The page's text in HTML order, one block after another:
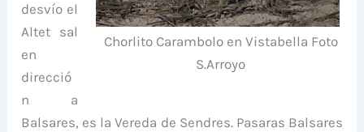
Chorlito Carambolo en Vistabella Foto
S.Arroyo
desvío el
Altet sal
en
direcció
n a
Balsares, es la Vereda de Sendres. Pasaras Balsares